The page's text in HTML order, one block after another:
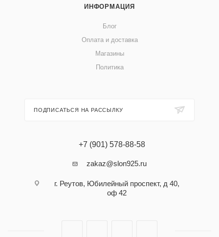
ИНФОРМАЦИЯ
Блог
Оплата и доставка
Магазины
Политика
ПОДПИСАТЬСЯ НА РАССЫЛКУ
+7 (901) 578-88-58
zakaz@slon925.ru
г. Реутов, Юбилейный проспект, д 40,
оф 42